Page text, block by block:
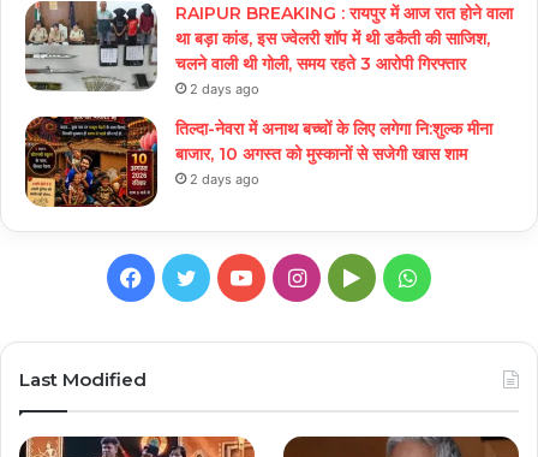
RAIPUR BREAKING : रायपुर में आज रात होने वाला
था बड़ा कांड, इस ज्वेलरी शॉप में थी डकैती की साजिश,
चलने वाली थी गोली, समय रहते 3 आरोपी गिरफ्तार
2 days ago
तिल्दा-नेवरा में अनाथ बच्चों के लिए लगेगा नि:शुल्क मीना
बाजार, 10 अगस्त को मुस्कानों से सजेगी खास शाम
2 days ago
Facebook
TwitterYouTubeInstagram
GoogleWhatsApp
Last Modified